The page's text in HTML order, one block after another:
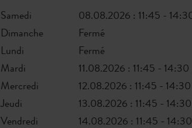
Samedi
08.08.2026 : 11:45 -
Dimanche
Fermé
Lundi
Fermé
Mardi
11.08.2026 : 11:45 -
Mercredi
12.08.2026 : 11:45 -
Jeudi
13.08.2026 : 11:45 -
Vendredi
14.08.2026 : 11:45 -